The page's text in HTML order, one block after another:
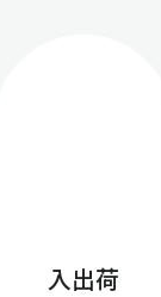
入出荷